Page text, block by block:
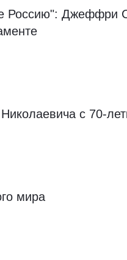
Россию": Джеффри
с 70-
мира